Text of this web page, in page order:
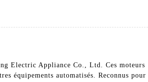
Electric Appliance Co., Ltd. Ces moteurs
équipements automatisés. Reconnus pour